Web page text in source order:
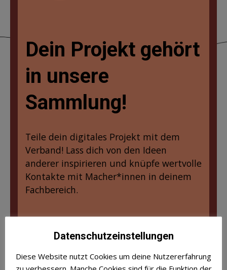
Dein Projekt gehört
in unsere
Sammlung!
Teile dein digitales Projekt mit dem
Verband! Lass dich von den Ideen
anderer inspirieren und knüpfe wertvolle
Kontakte mit Macher*innen in deinem
Fachbereich.
Datenschutzeinstellungen
Diese Website nutzt Cookies um deine Nutzererfahrung